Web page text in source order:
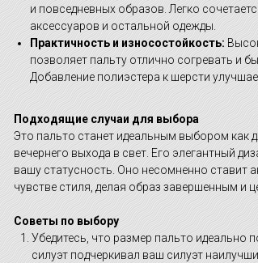
и повседневных образов. Легко
аксессуаров и остальной одежды.
Практичность и износостойкость:
позволяет пальту отлично согревать и
Добавление полиэстера к шерсти
Подходящие случаи для выбора
Это пальто станет идеальным выбором как
вечернего выхода в свет. Его элегантный
вашу статусность. Оно несомненно ставит
чувстве стиля, делая образ завершенным и
Советы по выбору
Убедитесь, что размер пальто идеально
силуэт подчеркивал ваш силуэт